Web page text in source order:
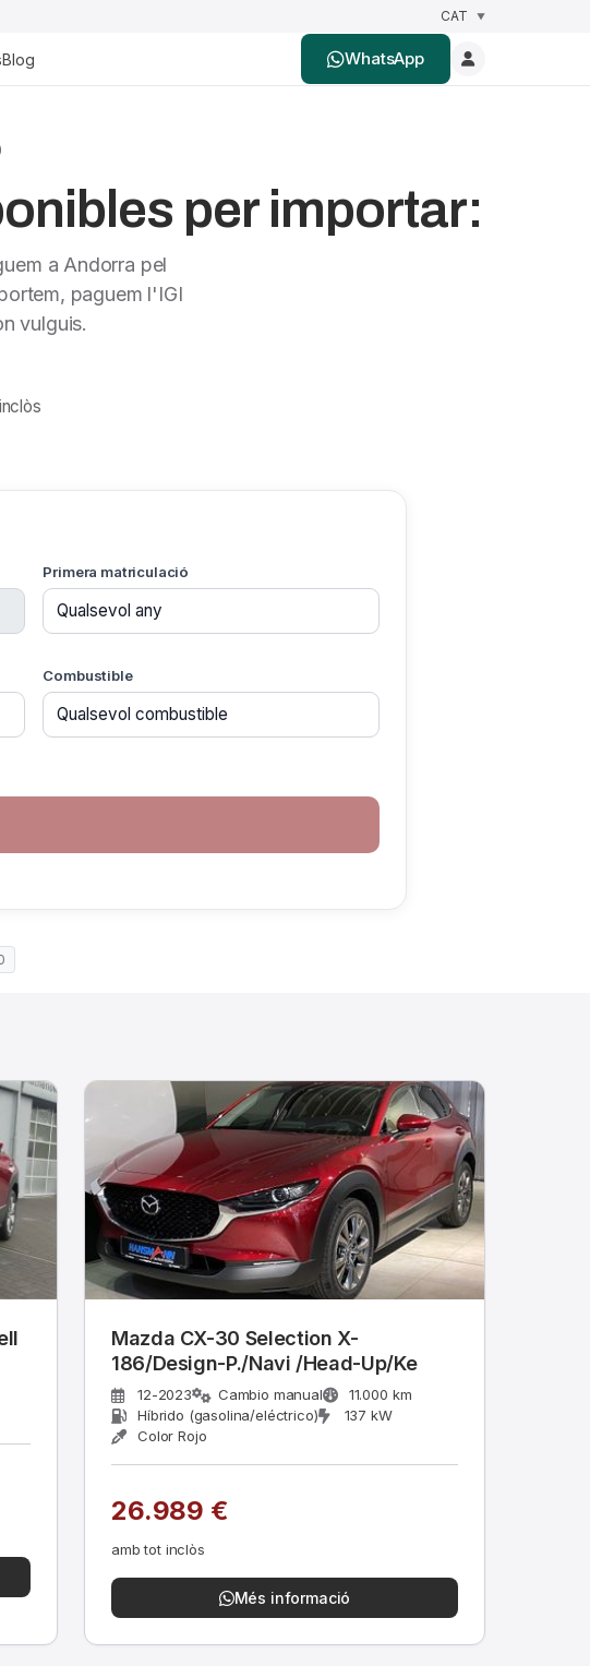
Blog WhatsApp
per importar:
a Andorra pel
paguem l'IGI
vulguis.
Primera matriculació
Combustible
Mazda CX-30 Selection X-
186/Design-P./Navi /Head-Up/Ke
12-2023 Cambio manual
11.000 km
Híbrido (gasolina/eléctrico)
137 kW
Color Rojo
26.989 €
amb tot inclòs
Més informació